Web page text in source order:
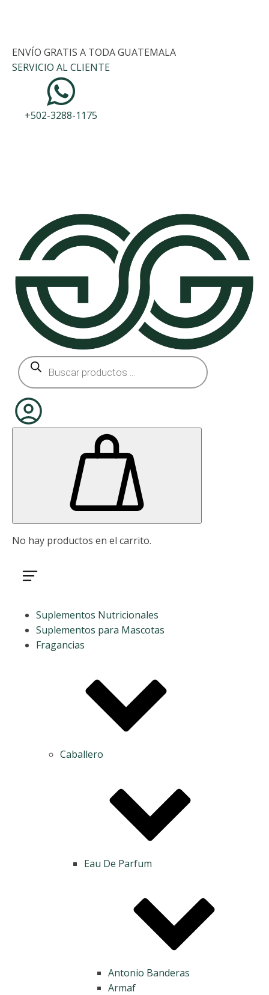
ENVÍO GRATIS A TODA GUATEMALA
SERVICIO AL CLIENTE
+502-3288-1175
Búsqueda
de
productos
No hay productos en el carrito.
Suplementos Nutricionales
Suplementos para Mascotas
Fragancias
Caballero
Eau De Parfum
Antonio Banderas
Armaf